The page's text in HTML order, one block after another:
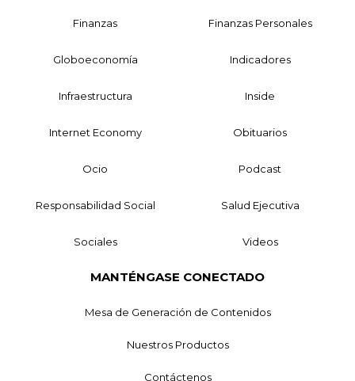
Finanzas Finanzas Personales
Globoeconomía Indicadores
Infraestructura Inside
Internet Economy Obituarios
Ocio Podcast
Responsabilidad Social Salud Ejecutiva
Sociales Videos
MANTÉNGASE CONECTADO
Mesa de Generación de Contenidos
Nuestros Productos
Contáctenos